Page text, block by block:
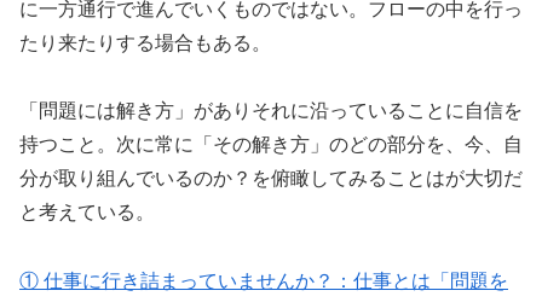
に一方通行で進んでいくものではない。フローの中を行っ
たり来たりする場合もある。
「問題には解き方」がありそれに沿っていることに自信を
持つこと。次に常に「その解き方」のどの部分を、今、自
分が取り組んでいるのか？を俯瞰してみることはが大切だ
と考えている。
① 仕事に行き詰まっていませんか？：仕事とは「問題を